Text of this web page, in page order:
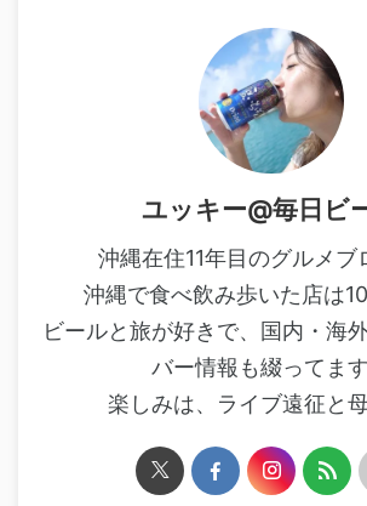
ユッキー@毎日ビ
沖縄在住11年目のグルメブ
沖縄で食べ飲み歩いた店は
ビールと旅が好きで、国内・海
バー情報も綴ってます
楽しみは、ライブ遠征と母